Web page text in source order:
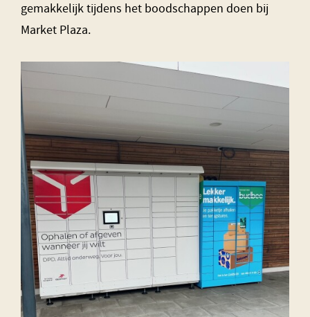
gemakkelijk tijdens het boodschappen doen bij
Market Plaza.